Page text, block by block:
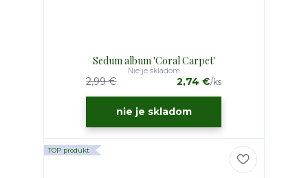
Sedum album 'Coral Carpet'
2,99 € 2,74 €/ks
Nie je skladom
nie je skladom
TOP produkt